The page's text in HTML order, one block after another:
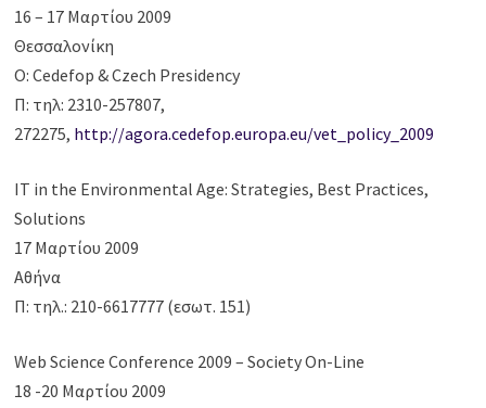
16 – 17 Μαρτίου 2009
Θεσσαλονίκη
Ο: Cedefop & Czech Presidency
Π: τηλ: 2310-257807,
272275, http://agora.cedefop.europa.eu/vet_policy_2009
ΙΤ in the Environmental Age: Strategies, Βest Practices,
Solutions
17 Μαρτίου 2009
Αθήνα
Π: τηλ.: 210-6617777 (εσωτ. 151)
Web Science Conference 2009 – Society On-Line
18 -20 Μαρτίου 2009